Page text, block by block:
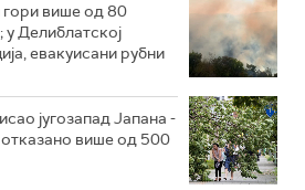
више од 80
Делиблатској
евакуисани рубни
југозапад Јапана -
отказано више од 500